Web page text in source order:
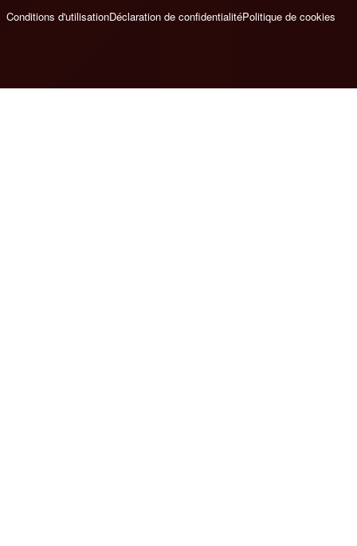
Conditions d'utilisationDéclaration de confidentialitéPolitique de cookies